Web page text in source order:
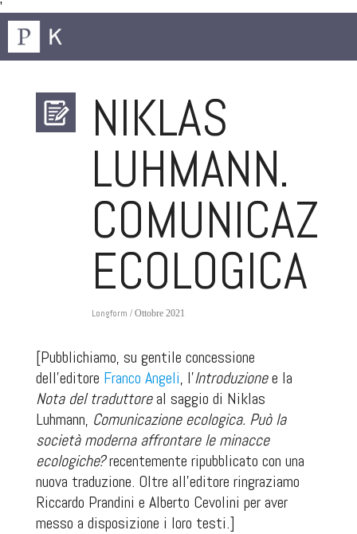
'
NIKLAS
LUHMANN.
ECOLOGICA
Longform / Ottobre 2021
[Pubblichiamo, su gentile concessione
dell'editore Franco Angeli, l'Introduzionee la
Nota del traduttoreal saggio di Niklas
Luhmann, Comunicazione ecologica. Può la
società moderna affrontare le minacce
ecologiche?recentemente ripubblicato con una
nuova traduzione. Oltre all'editore ringraziamo
Riccardo Prandini e Alberto Cevolini per aver
messo a disposizione i loro testi.]